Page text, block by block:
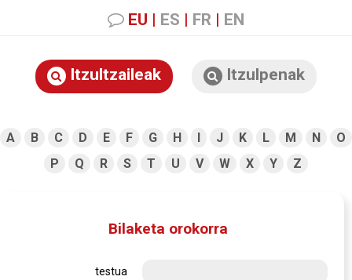
EU | ES | FR | EN
Itzultzaileak Itzulpenak
A B C D E F G H I J K L M N
O
P
Q R S T U V W X Y Z
Bilaketa orokorra
testua